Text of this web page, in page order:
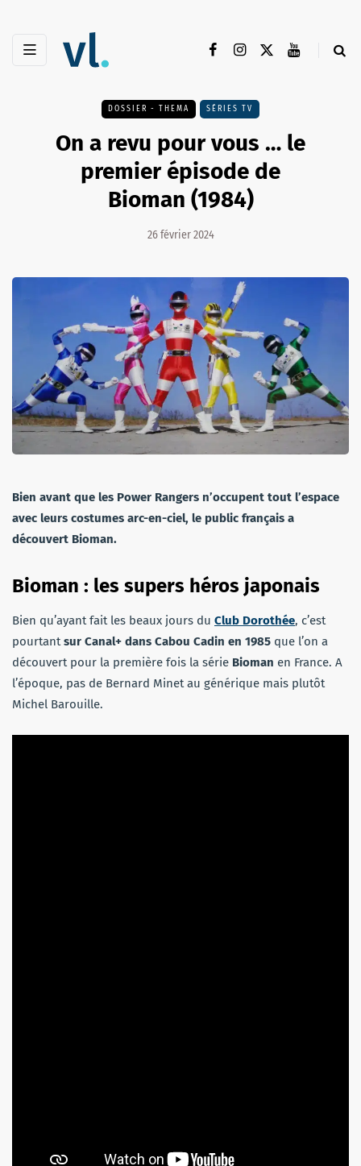
DOSSIER - THEMA SÉRIES TV
On a revu pour vous … le
premier épisode de
Bioman (1984)
26 février 2024
Bien avant que les Power Rangers n’occupent tout l’espace
avec leurs costumes arc-en-ciel, le public français a
découvert Bioman.
Bioman : les supers héros japonais
Bien qu’ayant fait les beaux jours du Club Dorothée, c’est
pourtantsur Canal+ dans Cabou Cadin en 1985 que l’on a
découvert pour la première fois la série Bioman en France. A
l’époque, pas de Bernard Minet au générique mais plutôt
Michel Barouille.